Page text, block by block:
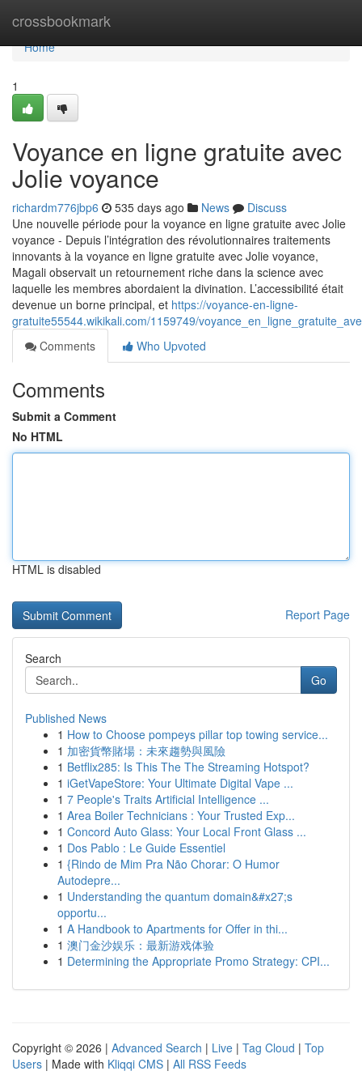
crossbookmark
Home
Home
1
Voyance en ligne gratuite avec
Jolie voyance
richardm776jbp6 535 days ago News
Discuss
Une nouvelle période pour la voyance en ligne gratuite avec Jolie
voyance - Depuis l’intégration des révolutionnaires traitements
innovants à la voyance en ligne gratuite avec Jolie voyance,
Magali observait un retournement riche dans la science avec
laquelle les membres abordaient la divination. L’accessibilité était
devenue un borne principal, et https://voyance-en-ligne-
gratuite55544.wikikali.com/1159749/
Comments
Who Upvoted
Comments
Submit a Comment
No HTML
HTML is disabled
Report Page
Search
Go
Published News
1 How to Choose pompeys pillar top towing service...
1 加密貨幣賭場：未來趨勢與風險
1 Betflix285: Is This The The Streaming Hotspot?
1 iGetVapeStore: Your Ultimate Digital Vape ...
1 7 People's Traits Artificial Intelligence ...
1 Area Boiler Technicians : Your Trusted Exp...
1 Concord Auto Glass: Your Local Front Glass ...
1 Dos Pablo : Le Guide Essentiel
1 {Rindo de Mim Pra Não Chorar: O Humor
Autodepre...
1 Understanding the quantum domain&#x27;s
opportu...
1 A Handbook to Apartments for Offer in thi...
1 澳门金沙娱乐：最新游戏体验
1 Determining the Appropriate Promo Strategy: CPI...
Copyright © 2026 | Advanced Search | Live | Tag Cloud | Top
Users | Made with Kliqqi CMS | All RSS Feeds